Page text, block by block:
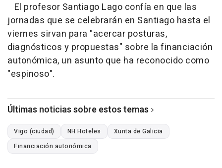
El profesor Santiago Lago confía en que las
jornadas que se celebrarán en Santiago hasta el
viernes sirvan para "acercar posturas,
diagnósticos y propuestas" sobre la financiación
autonómica, un asunto que ha reconocido como
"espinoso".
Últimas noticias sobre estos temas
Vigo (ciudad) NH Hoteles
Xunta de Galicia
Financiación autonómica